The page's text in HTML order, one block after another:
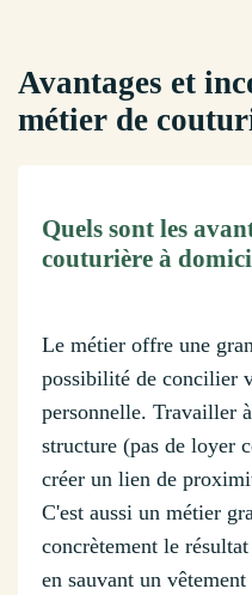
Avantages et
métier de
Quels sont les
couturière à
Le métier offre une
possibilité de concilier
personnelle. Travailler
structure (pas de loyer
créer un lien de
C'est aussi un métier
concrètement le
en sauvant un